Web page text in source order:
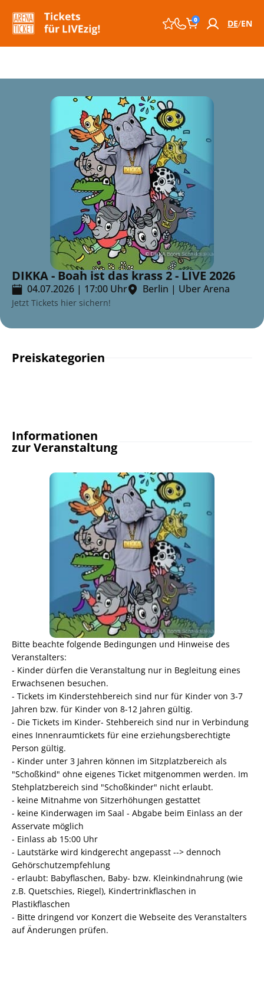
0 DE EN
DIKKA - Boah ist das krass 2 - LIVE 2026
04.07.2026 | 17:00 Uhr Berlin | Uber Arena
Jetzt Tickets hier sichern!
Preiskategorien
Informationen
zur Veranstaltung
Bitte beachte folgende Bedingungen und Hinweise des
Veranstalters:
- Kinder dürfen die Veranstaltung nur in Begleitung eines
Erwachsenen besuchen.
- Tickets im Kinderstehbereich sind nur für Kinder von 3-7
Jahren bzw. für Kinder von 8-12 Jahren gültig.
- Die Tickets im Kinder- Stehbereich sind nur in Verbindung
eines Innenraumtickets für eine erziehungsberechtigte
Person gültig.
- Kinder unter 3 Jahren können im Sitzplatzbereich als
"Schoßkind" ohne eigenes Ticket mitgenommen werden. Im
Stehplatzbereich sind "Schoßkinder" nicht erlaubt.
- keine Mitnahme von Sitzerhöhungen gestattet
- keine Kinderwagen im Saal - Abgabe beim Einlass an der
Asservate möglich
- Einlass ab 15:00 Uhr
- Lautstärke wird kindgerecht angepasst --> dennoch
Gehörschutzempfehlung
- erlaubt: Babyflaschen, Baby- bzw. Kleinkindnahrung (wie
z.B. Quetschies, Riegel), Kindertrinkflaschen in
Plastikflaschen
- Bitte dringend vor Konzert die Webseite des Veranstalters
auf Änderungen prüfen.